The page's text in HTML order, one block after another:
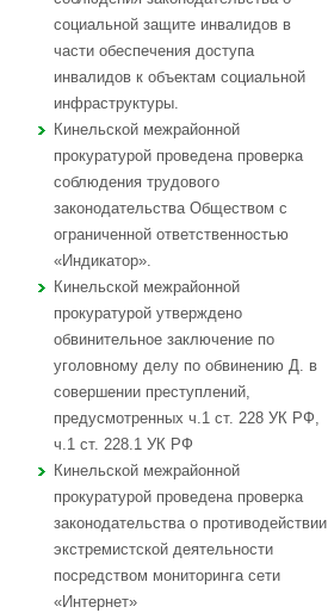
социальной защите инвалидов в
части обеспечения доступа
инвалидов к объектам социальной
инфраструктуры.
Кинельской межрайонной
прокуратурой проведена проверка
соблюдения трудового
законодательства Обществом с
ограниченной ответственностью
«Индикатор».
Кинельской межрайонной
прокуратурой утверждено
обвинительное заключение по
уголовному делу по обвинению Д. в
совершении преступлений,
предусмотренных ч.1 ст. 228 УК РФ,
ч.1 ст. 228.1 УК РФ
Кинельской межрайонной
прокуратурой проведена проверка
законодательства о противодействии
экстремистской деятельности
посредством мониторинга сети
«Интернет»